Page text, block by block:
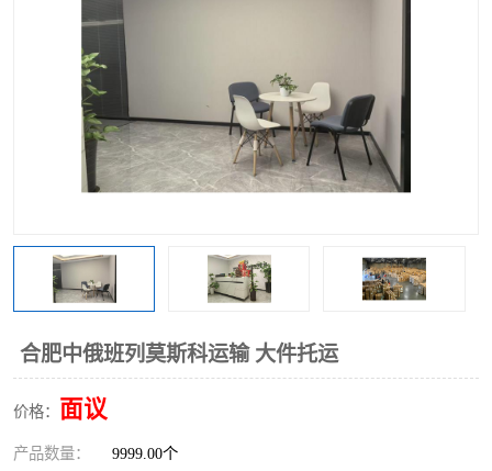
合肥中俄班列莫斯科运输 大件托运
价格： 面议
产品数量： 9999.00个
蓉欧班列进口机械设备
东南亚铁路 铁路出口拼箱/整柜
中俄班列莫斯科